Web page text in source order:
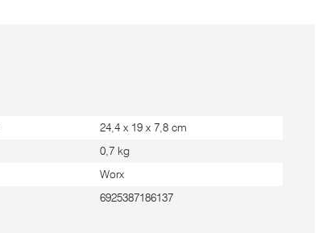
24,4 x 19 x 7,8 cm
0,7 kg
Worx
6925387186137